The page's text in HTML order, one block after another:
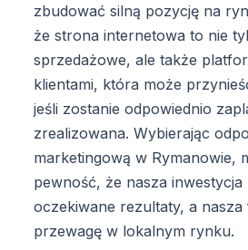
zbudować silną pozycję na
że strona internetowa to nie
sprzedażowe, ale także
klientami, która może
jeśli zostanie odpowiednio
zrealizowana. Wybierając
marketingową w Rymanowie,
pewność, że nasza inwestycja
oczekiwane rezultaty, a nasza
przewagę w lokalnym rynku.